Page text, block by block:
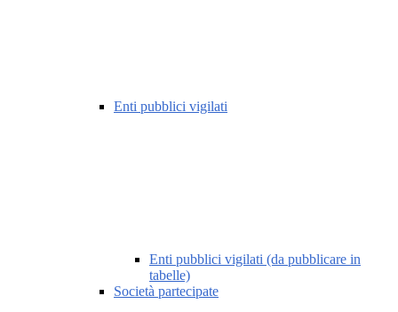
Enti pubblici vigilati
Enti pubblici vigilati (da pubblicare in
tabelle)
Società partecipate